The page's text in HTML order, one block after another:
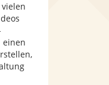
einen